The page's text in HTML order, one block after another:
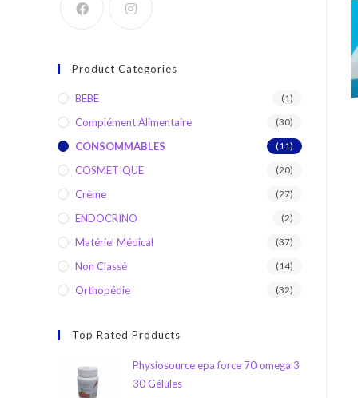
Product Categories
BEBE (1)
Complément Alimentaire (30)
CONSOMMABLES (11)
COSMETIQUE (20)
Crème (27)
ENDOCRINO (2)
Matériel Médical (37)
Non Classé (14)
Orthopédie (32)
Top Rated Products
Physiosource epa force 70 omega 3
30 Gélules